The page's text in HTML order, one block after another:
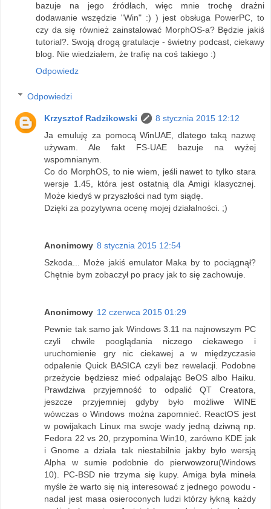
bazuje na jego źródłach, więc mnie trochę drażni
dodawanie wszędzie "Win" :) ) jest obsługa PowerPC, to
czy da się również zainstalować MorphOS-a? Będzie jakiś
tutorial?. Swoją drogą gratulacje - świetny podcast, ciekawy
blog. Nie wiedziałem, że trafię na coś takiego :)
Odpowiedz
Odpowiedzi
Krzysztof Radzikowski
8 stycznia 2015 12:12
Ja emuluję za pomocą WinUAE, dlatego taką nazwę
używam. Ale fakt FS-UAE bazuje na wyżej
wspomnianym.
Co do MorphOS, to nie wiem, jeśli nawet to tylko stara
wersje 1.45, która jest ostatnią dla Amigi klasycznej.
Może kiedyś w przyszłości nad tym siądę.
Dzięki za pozytywna ocenę mojej działalności. ;)
Anonimowy 8 stycznia 2015 12:54
Szkoda... Może jakiś emulator Maka by to pociągnął?
Chętnie bym zobaczył po pracy jak to się zachowuje.
Anonimowy 12 czerwca 2015 01:29
Pewnie tak samo jak Windows 3.11 na najnowszym PC
czyli chwile pooglądania niczego ciekawego i
uruchomienie gry nic ciekawej a w międzyczasie
odpalenie Quick BASICA czyli bez rewelacji. Podobne
przeżycie będziesz mieć odpalając BeOS albo Haiku.
Prawdziwa przyjemność to odpalić QT Creatora,
jeszcze przyjemniej gdyby było możliwe WINE
wówczas o Windows można zapomnieć. ReactOS jest
w powijakach Linux ma swoje wady jedną dziwną np.
Fedora 22 vs 20, przypomina Win10, zarówno KDE jak
i Gnome a działa tak niestabilnie jakby było wersją
Alpha w sumie podobnie do pierwowzoru(Windows
10). PC-BSD nie trzyma się kupy. Amiga była mineła
myśle że warto się nią interesować z jednego powodu -
nadal jest masa osieroconych ludzi którzy łykną każdy